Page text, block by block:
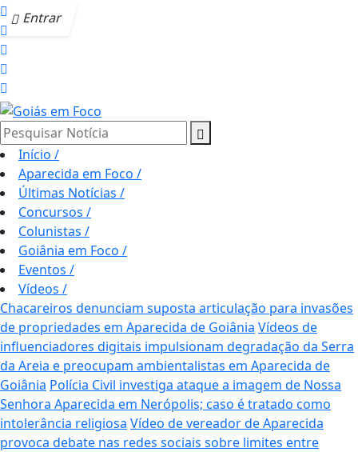
Entrar
Pesquisar Notícia
Início /
Aparecida em Foco /
Últimas Notícias /
Concursos /
Colunistas /
Goiânia em Foco /
Eventos /
Vídeos /
Chacareiros denunciam suposta articulação para invasões
de propriedades em Aparecida de Goiânia Vídeos de
influenciadores digitais impulsionam degradação da Serra
da Areia e preocupam ambientalistas em Aparecida de
Goiânia Polícia Civil investiga ataque a imagem de Nossa
Senhora Aparecida em Nerópolis; caso é tratado como
intolerância religiosa Vídeo de vereador de Aparecida
provoca debate nas redes sociais sobre limites entre